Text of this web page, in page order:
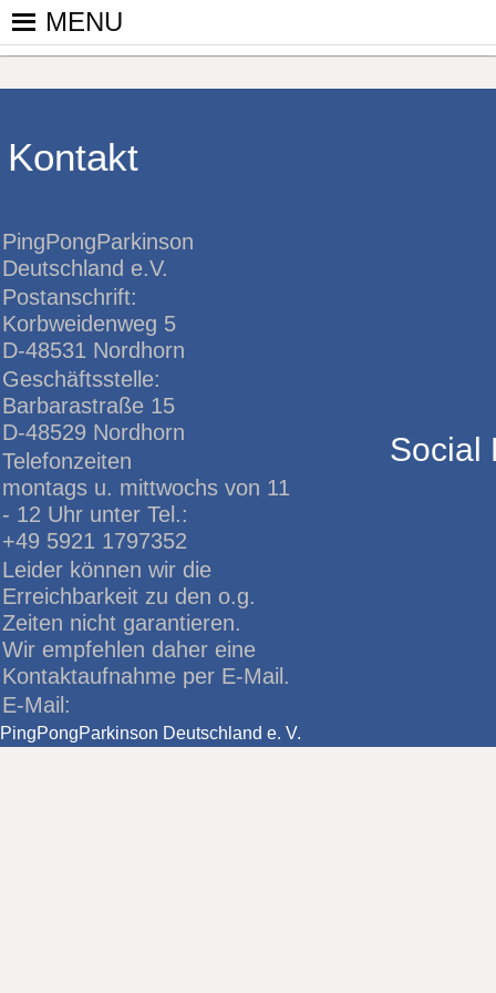
Skip
PINGPONGPARKINSON
ist der bundesweite Zusammenschluss von
MENU
Kontakt
PingPongParkinson
Deutschland e.V.
Postanschrift:
Korbweidenweg 5
D-48531 Nordhorn
Geschäftsstelle:
Barbarastraße 15
D-48529 Nordhorn
Telefonzeiten
montags u. mittwochs von 11
- 12 Uhr unter Tel.:
+49 5921 1797352
Leider können wir die
Erreichbarkeit zu den o.g.
Zeiten nicht garantieren.
Wir empfehlen daher eine
Kontaktaufnahme per E-Mail.
E-Mail:
Social
PingPongParkinson Deutschland e. V.